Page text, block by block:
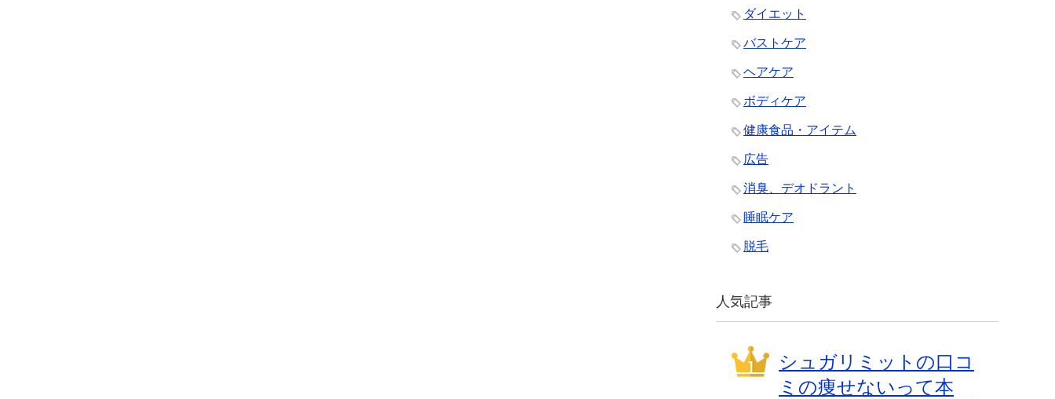
ダイエット
バストケア
ヘアケア
ボディケア
健康食品・アイテム
広告
消臭、デオドラント
睡眠ケア
脱毛
人気記事
シュガリミットの口コ
ミの痩せないって本